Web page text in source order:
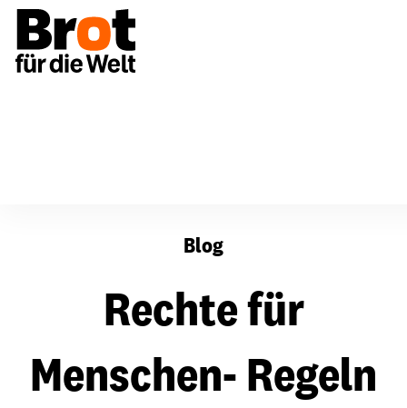
Blog
Rechte für
Menschen- Regeln